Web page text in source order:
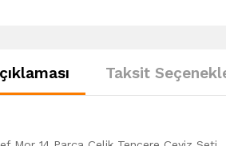
Taksit